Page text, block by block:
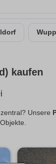
kaufen
Unsere